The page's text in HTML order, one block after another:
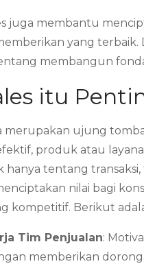
juga membantu
yang terbaik.
membangun
itu
merupakan ujung
produk atau
hanya tentang
nilai bagi
kompetitif. Berikut
Tim Penjualan:
memberikan